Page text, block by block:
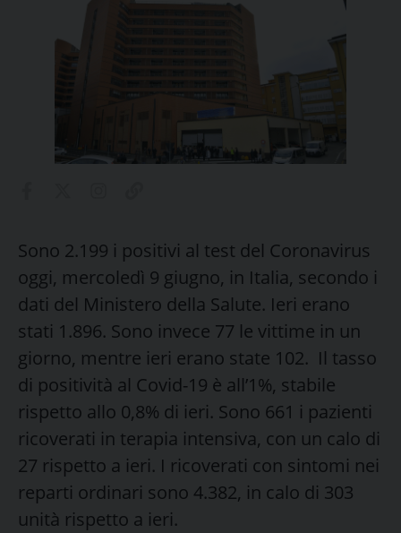
Sono 2.199 i positivi al test del Coronavirus
oggi, mercoledì 9 giugno, in Italia, secondo i
dati del Ministero della Salute. Ieri erano
stati 1.896. Sono invece 77 le vittime in un
giorno, mentre ieri erano state 102. Il tasso
di positività al Covid-19 è all’1%, stabile
rispetto allo 0,8% di ieri. Sono 661 i pazienti
ricoverati in terapia intensiva, con un calo di
27 rispetto a ieri. I ricoverati con sintomi nei
reparti ordinari sono 4.382, in calo di 303
unità rispetto a ieri.